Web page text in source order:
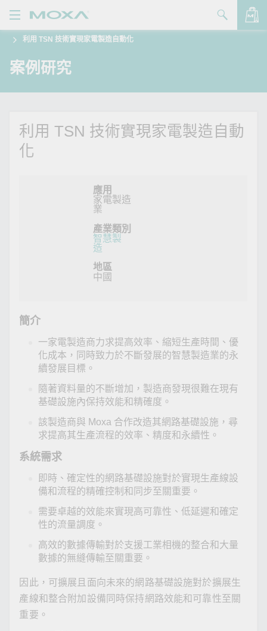
品
決方案
於我們
利用 TSN 技術實現家電製造自動化
案例研究
利用 TSN 技術實現家電製造自動
化
應用
家電製造
業
產業類別
智慧製
造
地區
中國
簡介
一家電製造商力求提高效率、縮短生產時間、優
化成本，同時致力於不斷發展的智慧製造業的永
續發展目標。
隨著資料量的不斷增加，製造商發現很難在現有
基礎設施內保持效能和精確度。
該製造商與 Moxa 合作改造其網路基礎設施，尋
求提高其生產流程的效率、精度和永續性。
系統需求
即時、確定性的網路基礎設施對於實現生產線設
備和流程的精確控制和同步至關重要。
需要卓越的效能來實現高可靠性、低延遲和確定
性的流量調度。
高效的數據傳輸對於支援工業相機的整合和大量
數據的無縫傳輸至關重要。
因此，可擴展且面向未來的網路基礎設施對於擴展生
產線和整合附加設備同時保持網路效能和可靠性至關
重要。
查看詢價明細